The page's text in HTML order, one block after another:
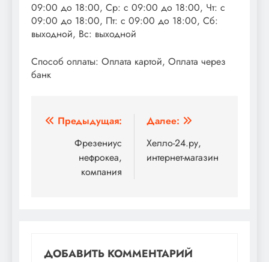
09:00 до 18:00, Ср: с 09:00 до 18:00, Чт: с
09:00 до 18:00, Пт: с 09:00 до 18:00, Сб:
выходной, Вс: выходной
Способ оплаты: Оплата картой, Оплата через
банк
Навигация
записям
Предыдущая:
Фрезениус
нефрокеа,
компания
Далее:
Хелло-24.ру,
интернет-магазин
ДОБАВИТЬ КОММЕНТАРИЙ